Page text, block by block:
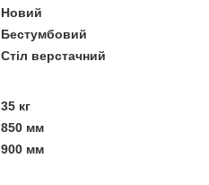
Новий
Бестумбовий
Стіл верстачний
35 кг
850 мм
900 мм